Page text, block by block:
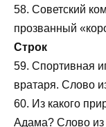
58. Советский
прозванный
Строк
59. Спортивная
вратаря. Слово
60. Из какого
Адама? Слово из